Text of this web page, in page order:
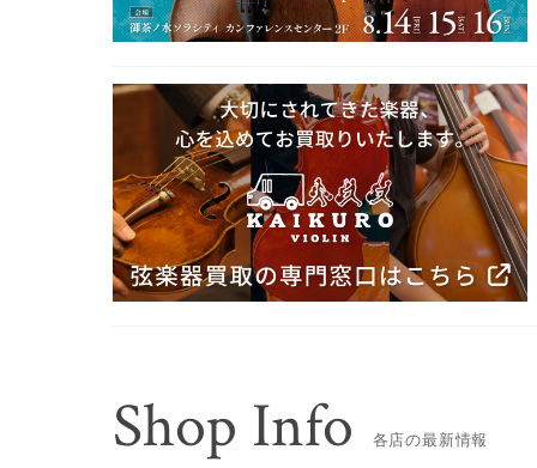
Shop Info 各店の最新情報